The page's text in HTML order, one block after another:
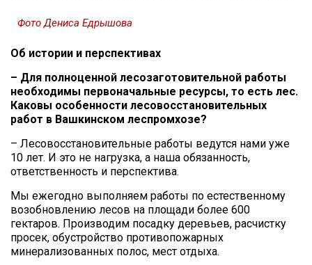
Фото Дениса Едрышова
Об истории и перспективах
– Для полноценной лесозаготовительной работы
необходимы первоначальные ресурсы, то есть лес.
Каковы особенности лесовосстановительных
работ в Вашкинском леспромхозе?
– Лесовосстановительные работы ведутся нами уже
10 лет. И это не нагрузка, а наша обязанность,
ответственность и перспектива.
Мы ежегодно выполняем работы по естественному
возобновлению лесов на площади более 600
гектаров. Производим посадку деревьев, расчистку
просек, обустройство противопожарных
минерализованных полос, мест отдыха.